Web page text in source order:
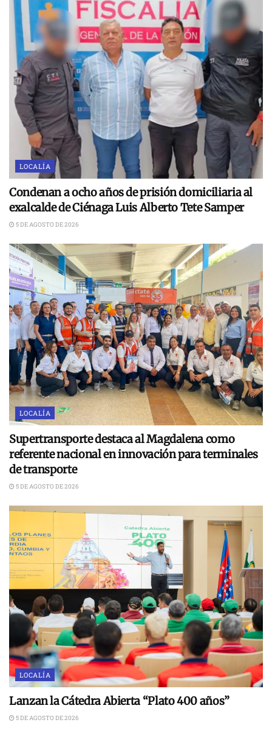
LOCALÍA
Condenan a ocho años de prisión domiciliaria al
exalcalde de Ciénaga Luis Alberto Tete Samper
5 DE AGOSTO DE 2026
LOCALÍA
Supertransporte destaca al Magdalena como
referente nacional en innovación para terminales
de transporte
5 DE AGOSTO DE 2026
LOCALÍA
Lanzan la Cátedra Abierta “Plato 400 años”
5 DE AGOSTO DE 2026